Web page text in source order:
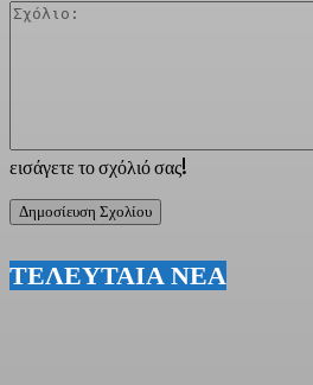
εισάγετε το σχόλιό σας!
ΤΕΛΕΥΤΑΙΑ ΝΕΑ